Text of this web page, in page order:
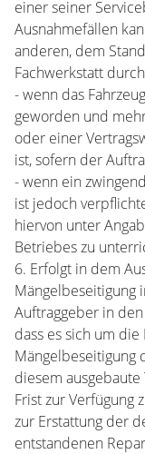
einer seiner
Ausnahmefällen
anderen, dem
Fachwerkstatt
- wenn das
geworden und
oder einer
ist, sofern der
- wenn ein
ist jedoch
hiervon unter
Betriebes zu
6. Erfolgt in dem
Mängelbeseitigung
Auftraggeber in
dass es sich um
Mängelbeseitigung
diesem
Frist zur Verfügung
zur Erstattung der
entstandenen